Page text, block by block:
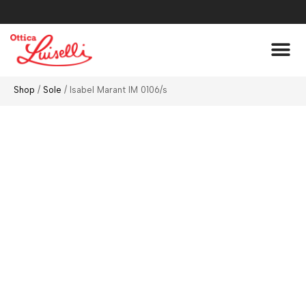
Shop / Sole / Isabel Marant IM 0106/s